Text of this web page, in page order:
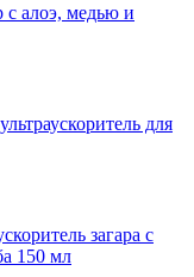
алоэ, медью и
для
загара с
150 мл